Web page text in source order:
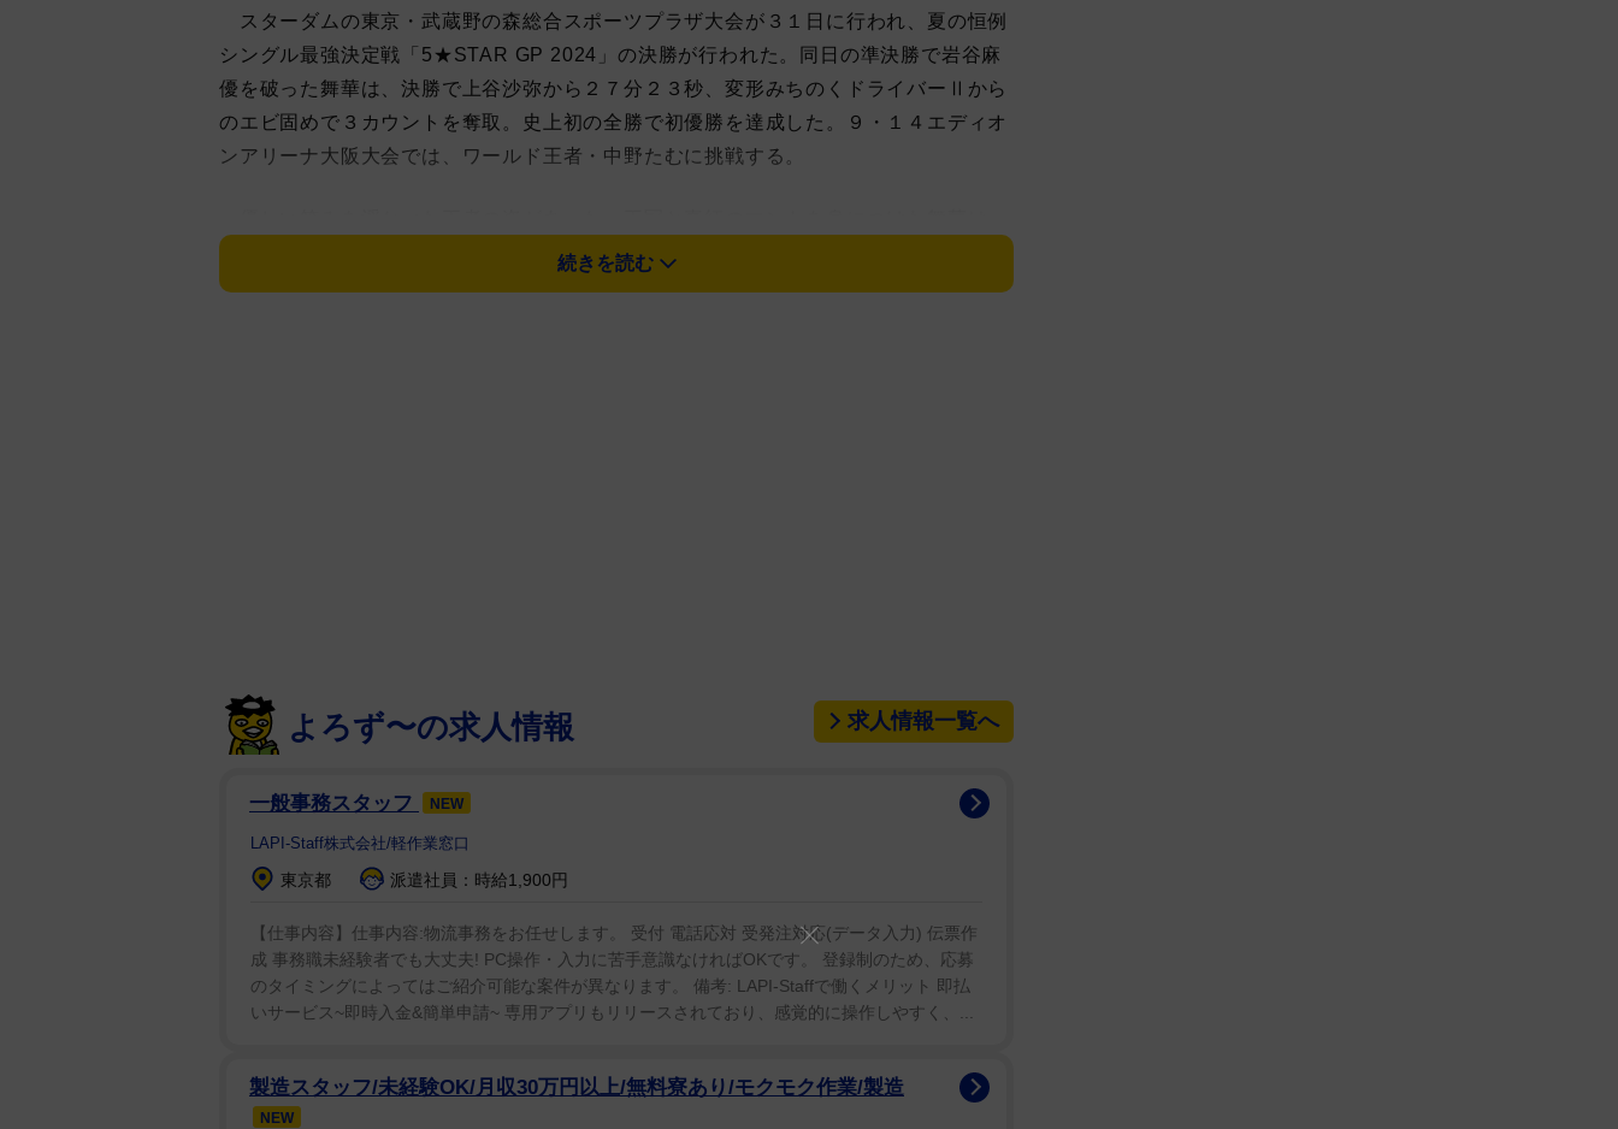
スターダムの東京・武蔵野の森総合スポーツプラザ大会が３１日に行われ、夏の恒例
シングル最強決定戦「5★STAR GP 2024」の決勝が行われた。同日の準決勝で岩谷麻
優を破った舞華は、決勝で上谷沙弥から２７分２３秒、変形みちのくドライバーⅡから
のエビ固めで３カウントを奪取。史上初の全勝で初優勝を達成した。９・１４エディオ
ンアリーナ大阪大会では、ワールド王者・中野たむに挑戦する。
「上谷、今まで戦ってきた中で一番生き生きしてんじゃねえか。こんな形になってしま
ったけれど、決勝でやれてめちゃくちゃ嬉しかったよ」と激闘を繰り広げた相手を認め
リング上で向き合い、王者から「最高峰の試合をしたい」と呼応された。９・１４エデ
ィオンアリーナ大阪大会でのタイトル戦が決まった。
準優勝の上谷はバックステージで「なかなかの出来でしょ」と強がった。転向直後な
がらヒールとして躍動し、この日は会場でのＴシャツが完売するほどの支持を得た。試
合後のリング上と同様に「アイツが最後立って笑って勝ち名乗りあげてる姿が心底気に
よ」と誓い、「正義が勝つなんて気に食わないね。正義は人それぞれ違うから。私なり
の悪の正義を振りかざしてやるよ」と信念を掲げた。
く、楽しく、すがすがしく戦えた結果だと思う。プレッシャーはありつつ、そのプレッ
シャーを楽しむ自分がいた。感情が落ちずに前向きにいられた」とうなずいた。全勝優
続きを読む
よろず〜の求人情報 求人情報一覧へ
一般事務スタッフ NEW
LAPI-Staff株式会社/軽作業窓口
東京都 派遣社員：時給1,900円
【仕事内容】仕事内容:物流事務をお任せします。 受付 電話応対 受発注対応(データ入力) 伝票作
成 事務職未経験者でも大丈夫! PC操作・入力に苦手意識なければOKです。 登録制のため、応募
のタイミングによってはご紹介可能な案件が異なります。 備考: LAPI-Staffで働くメリット 即払
いサービス~即時入金&簡単申請~ 専用アプリもリリースされており、感覚的に操作しやすく、...
製造スタッフ/未経験OK/月収30万円以上/無料寮あり/モクモク作業/製造
NEW